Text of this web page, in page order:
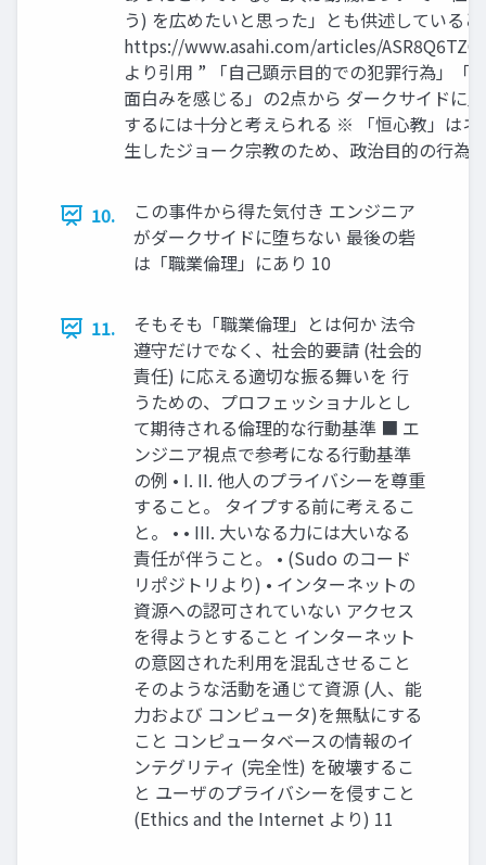
う) を広めたいと思った」とも供述している
https://www.asahi.com/articles/
より引用 ” 「自己顕示目的での犯罪行為」「
面白みを感じる」の2点から ダークサイドに
するには十分と考えられる ※ 「恒心教」はネ
生したジョーク宗教のため、政治目的の行為
10.
この事件から得た気付き エンジニア
がダークサイドに堕ちない 最後の砦
は「職業倫理」にあり 10
11.
そもそも「職業倫理」とは何か 法令
遵守だけでなく、社会的要請 (社会的
責任) に応える適切な振る舞いを 行
うための、プロフェッショナルとし
て期待される倫理的な行動基準 ■ エ
ンジニア視点で参考になる行動基準
の例 • I. II. 他人のプライバシーを尊重
すること。 タイプする前に考えるこ
と。 • • III. 大いなる力には大いなる
責任が伴うこと。 • (Sudo のコード
リポジトリより) • インターネットの
資源への認可されていない アクセス
を得ようとすること インターネット
の意図された利用を混乱させること
そのような活動を通じて資源 (人、能
力および コンピュータ)を無駄にする
こと コンピュータベースの情報のイ
ンテグリティ (完全性) を破壊するこ
と ユーザのプライバシーを侵すこと
(Ethics and the Internet より) 11